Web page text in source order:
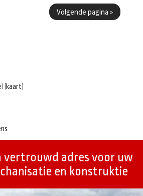
Volgende pagina »
kaart
vertrouwd adres voor uw
en konstruktie